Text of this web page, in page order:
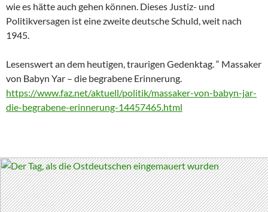
wie es hätte auch gehen können. Dieses Justiz- und
Politikversagen ist eine zweite deutsche Schuld, weit nach
1945.
Lesenswert an dem heutigen, traurigen Gedenktag. “ Massaker
von Babyn Yar – die begrabene Erinnerung.
https://www.faz.net/aktuell/politik/massaker-von-babyn-jar-
die-begrabene-erinnerung-14457465.html